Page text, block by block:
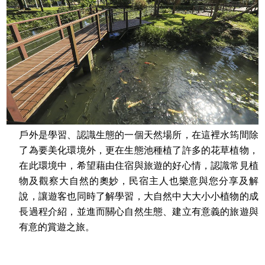
戶外是學習、認識生態的一個天然場所，在這裡水筠間除
了為要美化環境外，更在生態池種植了許多的花草植物，
在此環境中，希望藉由住宿與旅遊的好心情，認識常見植
物及觀察大自然的奧妙，民宿主人也樂意與您分享及解
說，讓遊客也同時了解學習，大自然中大大小小植物的成
長過程介紹，並進而關心自然生態、建立有意義的旅遊與
有意的賞遊之旅。